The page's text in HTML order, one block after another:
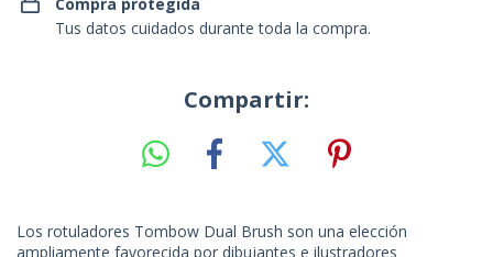
Tus datos cuidados durante toda la compra.
Compartir:
Los rotuladores Tombow Dual Brush son una elección
ampliamente favorecida por dibujantes e ilustradores